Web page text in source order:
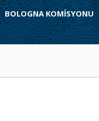
BOLOGNA KOMİSYONU